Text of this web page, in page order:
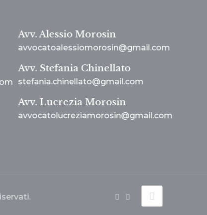
Avv. Alessio Morosin
avvocatoalessiomorosin@gmail.com
Avv. Stefania Chinellato
stefania.chinellato@gmail.com
Avv. Lucrezia Morosin
avvocatolucreziamorosin@gmail.com